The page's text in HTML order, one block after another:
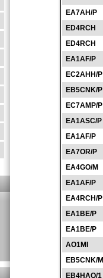
EA7AH/P
ED4RCH
ED4RCH
EA1AF/P
EC2AHH/P
EB5CNK/P
EC7AMP/P
EA1ASC/P
EA1AF/P
EA7OR/P
EA4GO/M
EA1AF/P
EA4RCH/P
EA1BE/P
EA1BE/P
AO1MI
EB5CNK/M
EB4HAQ/1